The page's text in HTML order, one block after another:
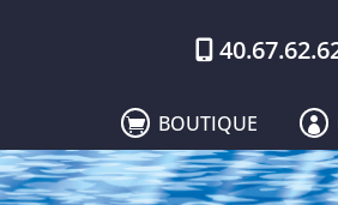
 BOUTIQUE 